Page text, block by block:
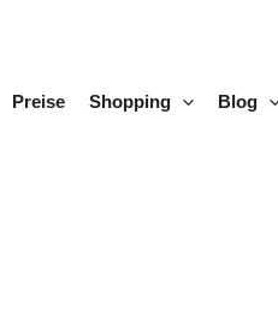
Preise Shopping Blog